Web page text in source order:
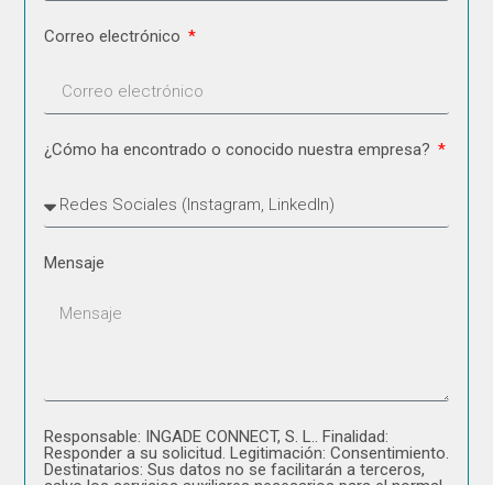
Correo electrónico
¿Cómo ha encontrado o conocido nuestra empresa?
Mensaje
Responsable: INGADE CONNECT, S. L.. Finalidad:
Responder a su solicitud. Legitimación: Consentimiento.
Destinatarios: Sus datos no se facilitarán a terceros,